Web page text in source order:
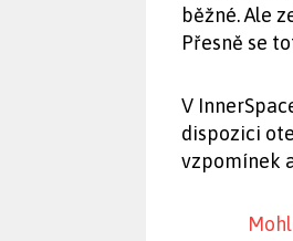
běžné. Ale
Přesně se
V
dispozici
vzpomínek